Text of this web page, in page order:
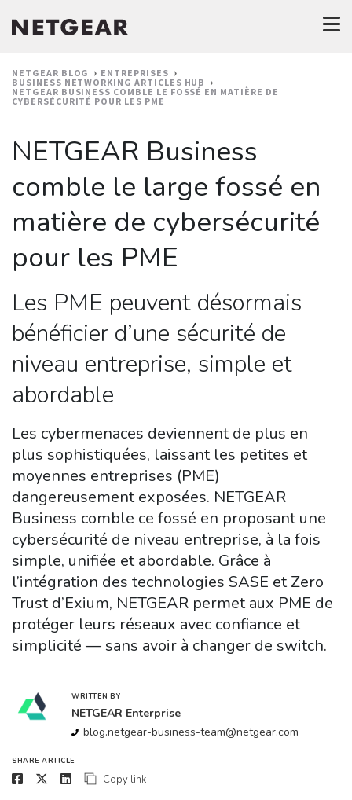
NETGEAR BLOG
ENTREPRISES
BUSINESS NETWORKING ARTICLES HUB
NETGEAR BUSINESS COMBLE LE FOSSÉ EN MATIÈRE DE
CYBERSÉCURITÉ POUR LES PME
NETGEAR Business
comble le large fossé en
matière de cybersécurité
pour les PME
Les PME peuvent désormais
bénéficier d’une sécurité de
niveau entreprise, simple et
abordable
Les cybermenaces deviennent de plus en
plus sophistiquées, laissant les petites et
moyennes entreprises (PME)
dangereusement exposées. NETGEAR
Business comble ce fossé en proposant une
cybersécurité de niveau entreprise, à la fois
simple, unifiée et abordable. Grâce à
l’intégration des technologies SASE et Zero
Trust d’Exium, NETGEAR permet aux PME de
protéger leurs réseaux avec confiance et
simplicité — sans avoir à changer de switch.
WRITTEN BY
NETGEAR Enterprise
blog.netgear-business-team@netgear.com
SHARE ARTICLE
Copy link